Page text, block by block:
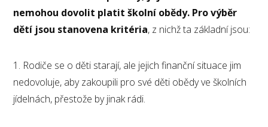
nemohou dovolit platit školní obědy. Pro výběr
dětí jsou stanovena kritéria, z nichž ta základní jsou:
1. Rodiče se o děti starají, ale jejich finanční situace jim
nedovoluje, aby zakoupili pro své děti obědy ve školních
jídelnách, přestože by jinak rádi.